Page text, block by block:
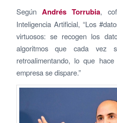
Según Andrés Torrubia,
Inteligencia Artificial, “Los
virtuosos: se recogen los
algoritmos que cada vez
retroalimentando, lo que
empresa se dispare.”